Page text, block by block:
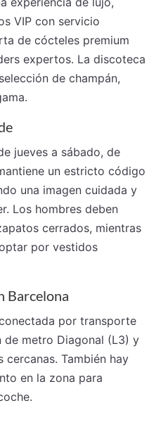
VIP con servicio
de cócteles premium
expertos. La discoteca
de champán,
jueves a sábado, de
un estricto código
una imagen cuidada y
Los hombres deben
cerrados, mientras
por vestidos
Barcelona
por transporte
de metro Diagonal (L3) y
cercanas. También hay
en la zona para